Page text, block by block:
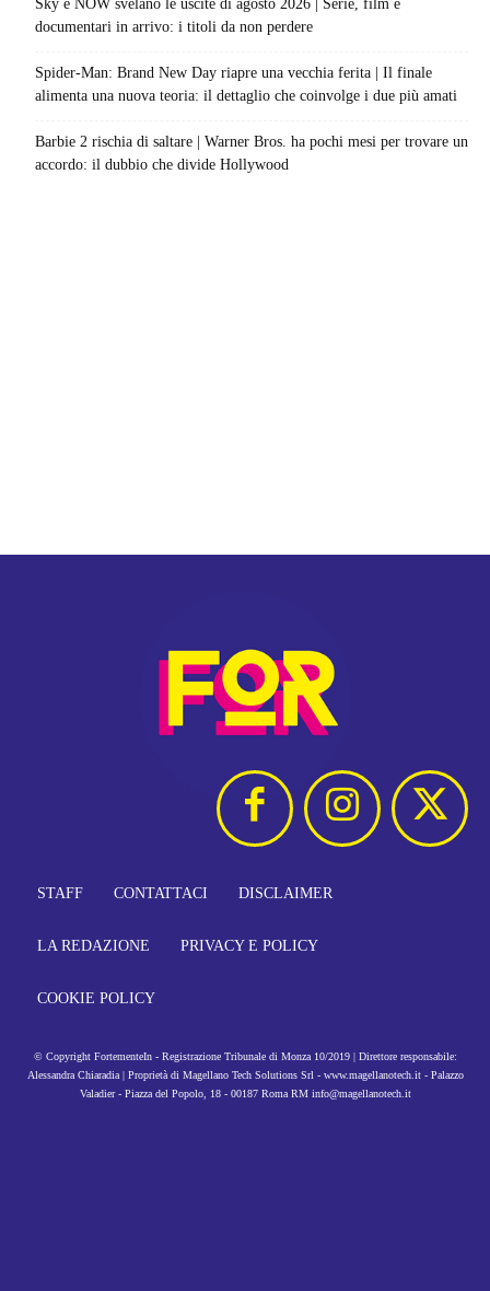
Sky e NOW svelano le uscite di agosto 2026 | Serie, film e
documentari in arrivo: i titoli da non perdere
Spider-Man: Brand New Day riapre una vecchia ferita | Il finale
alimenta una nuova teoria: il dettaglio che coinvolge i due più amati
Barbie 2 rischia di saltare | Warner Bros. ha pochi mesi per trovare un
accordo: il dubbio che divide Hollywood
STAFF CONTATTACI DISCLAIMER
LA REDAZIONE PRIVACY E POLICY
COOKIE POLICY
© Copyright FortementeIn - Registrazione Tribunale di Monza 10/2019 | Direttore responsabile:
Alessandra Chiaradia | Proprietà di Magellano Tech Solutions Srl - www.magellanotech.it - Palazzo
Valadier - Piazza del Popolo, 18 - 00187 Roma RM info@magellanotech.it